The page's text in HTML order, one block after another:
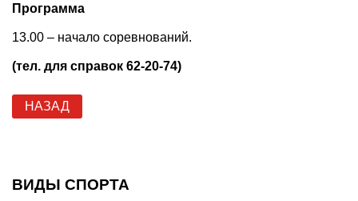
Программа
13.00 – начало соревнований.
(тел. для справок 62-20-74)
НАЗАД
ВИДЫ СПОРТА